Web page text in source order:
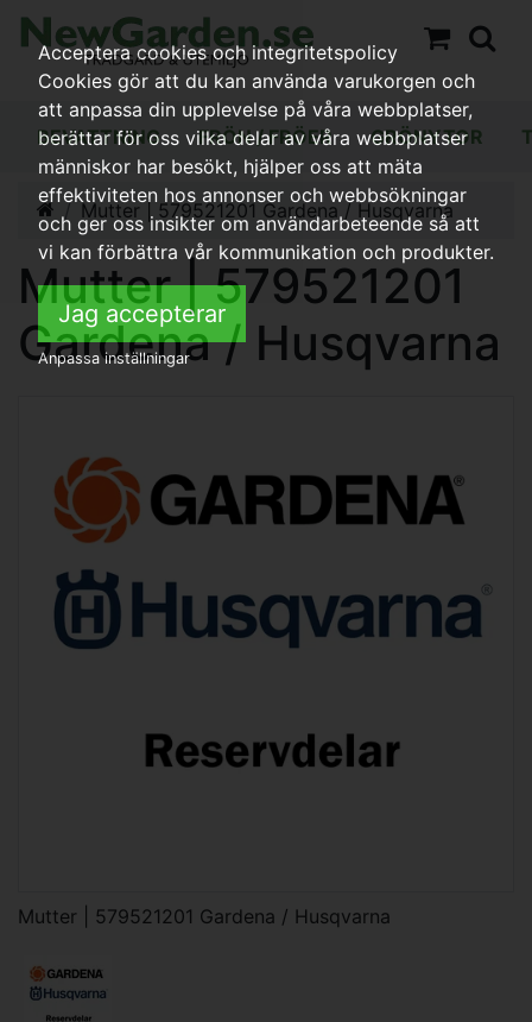
BEVATTNING FRÖN / FRÖER GRÖNYTOR
Mutter | 579521201 Gardena / Husqvarna
Mutter | 579521201
Gardena / Husqvarna
Mutter | 579521201 Gardena / Husqvarna
Acceptera cookies och integritetspolicy
Cookies gör att du kan använda varukorgen och
att anpassa din upplevelse på våra webbplatser,
berättar för oss vilka delar av våra webbplatser
människor har besökt, hjälper oss att mäta
effektiviteten hos annonser och webbsökningar
och ger oss insikter om användarbeteende så att
vi kan förbättra vår kommunikation och produkter.
Jag accepterar
Anpassa inställningar